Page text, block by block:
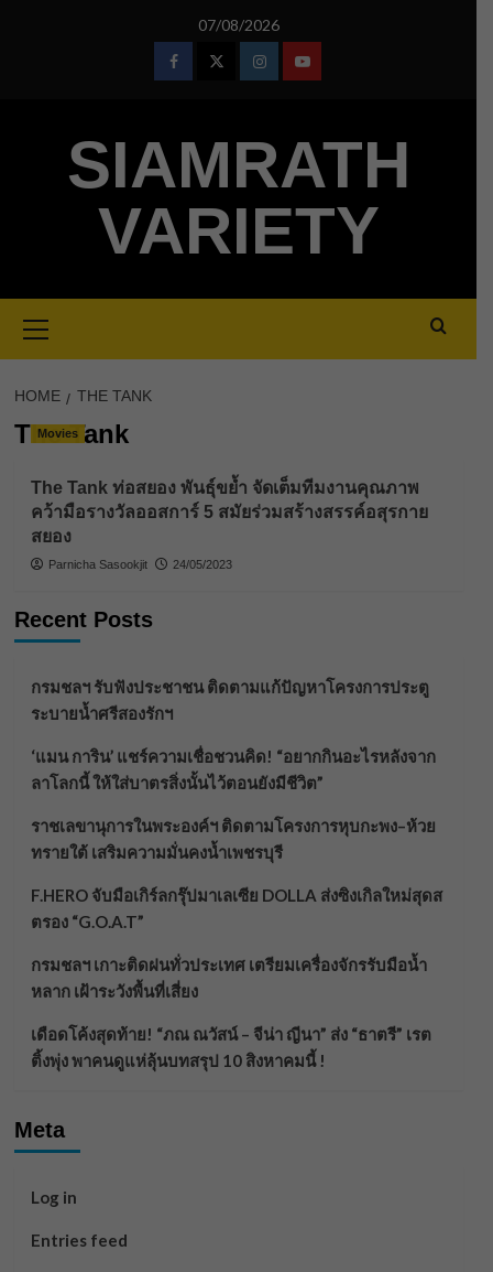
07/08/2026
FacebookTwitterInstagramYoutube
SIAMRATH
VARIETY
Menu
HOME THE TANK
The Tank
Movies
The Tank ท่อสยอง พันธุ์ขย้ำ จัดเต็มทีมงานคุณภาพ
คว้ามือรางวัลออสการ์ 5 สมัยร่วมสร้างสรรค์อสุรกาย
สยอง
Parnicha Sasookjit 24/05/2023
Recent Posts
กรมชลฯ รับฟังประชาชน ติดตามแก้ปัญหาโครงการประตู
ระบายน้ำศรีสองรักฯ
‘แมน การิน’ แชร์ความเชื่อชวนคิด! “อยากกินอะไรหลังจาก
ลาโลกนี้ ให้ใส่บาตรสิ่งนั้นไว้ตอนยังมีชีวิต”
ราชเลขานุการในพระองค์ฯ ติดตามโครงการหุบกะพง–ห้วย
ทรายใต้ เสริมความมั่นคงน้ำเพชรบุรี
F.HERO จับมือเกิร์ลกรุ๊ปมาเลเซีย DOLLA ส่งซิงเกิลใหม่สุดส
ตรอง “G.O.A.T”
กรมชลฯ เกาะติดฝนทั่วประเทศ เตรียมเครื่องจักรรับมือน้ำ
หลาก เฝ้าระวังพื้นที่เสี่ยง
เดือดโค้งสุดท้าย! “ภณ ณวัสน์ – จีน่า ญีนา” ส่ง “ธาตรี” เรต
ติ้งพุ่ง พาคนดูแห่ลุ้นบทสรุป 10 สิงหาคมนี้ !
Meta
Log in
Entries feed